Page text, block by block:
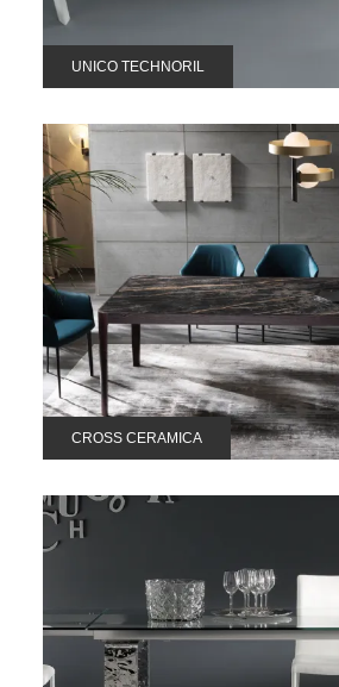
UNICO TECHNORIL
CROSS CERAMICA